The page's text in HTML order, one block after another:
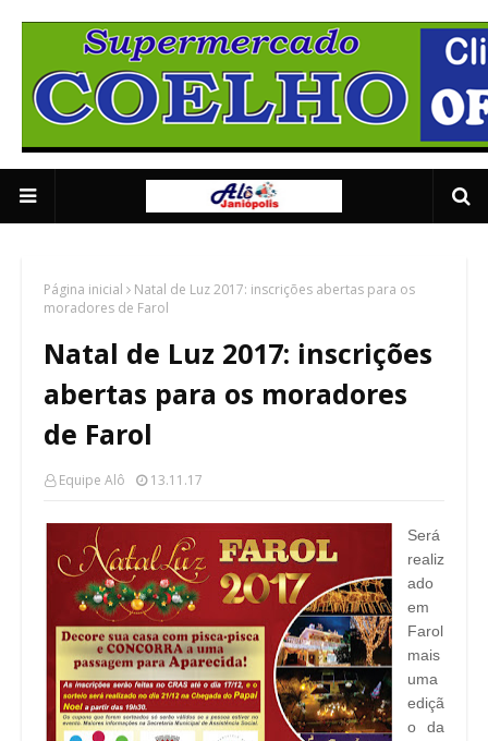
Página inicial
Natal de Luz 2017: inscrições abertas para os
moradores de Farol
Natal de Luz 2017: inscrições
abertas para os moradores
de Farol
Equipe Alô 13.11.17
Será
realiz
ado
em
Farol
mais
uma
ediçã
o da